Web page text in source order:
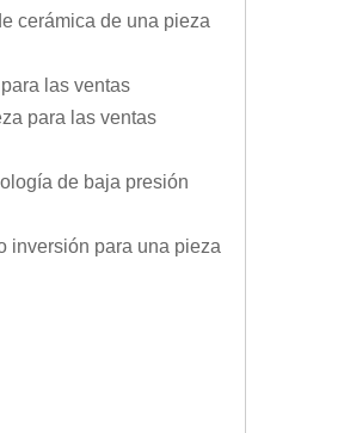
cerámica de una pieza
las ventas
para las ventas
de baja presión
inversión para una pieza